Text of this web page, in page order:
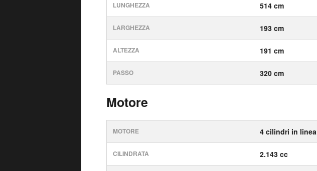
LUNGHEZZA 514 cm
LARGHEZZA 193 cm
ALTEZZA 191 cm
PASSO 320 cm
Motore
MOTORE 4 cilindri in linea
CILINDRATA 2.143 cc